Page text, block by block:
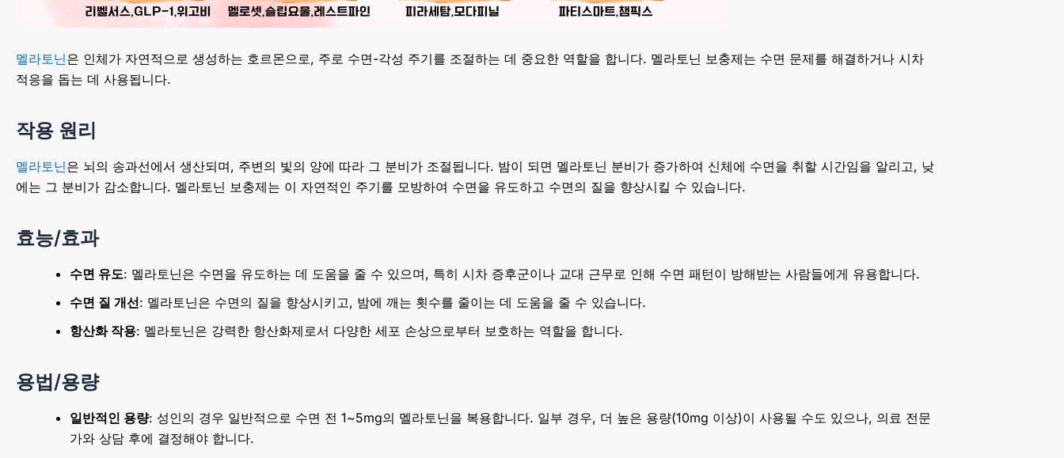
멜라토닌은 인체가 자연적으로 생성하는 호르몬으로, 주로 수면-각성 주기를 조절하는 데 중요한 역할을 합니다. 멜라토닌 보충제는 수면 문제를 해결하거나 시차
적응을 돕는 데 사용됩니다.
작용 원리
멜라토닌은 뇌의 송과선에서 생산되며, 주변의 빛의 양에 따라 그 분비가 조절됩니다. 밤이 되면 멜라토닌 분비가 증가하여 신체에 수면을 취할 시간임을 알리고, 낮
에는 그 분비가 감소합니다. 멜라토닌 보충제는 이 자연적인 주기를 모방하여 수면을 유도하고 수면의 질을 향상시킬 수 있습니다.
효능/효과
수면 유도: 멜라토닌은 수면을 유도하는 데 도움을 줄 수 있으며, 특히 시차 증후군이나 교대 근무로 인해 수면 패턴이 방해받는 사람들에게 유용합니다.
수면 질 개선: 멜라토닌은 수면의 질을 향상시키고, 밤에 깨는 횟수를 줄이는 데 도움을 줄 수 있습니다.
항산화 작용: 멜라토닌은 강력한 항산화제로서 다양한 세포 손상으로부터 보호하는 역할을 합니다.
용법/용량
일반적인 용량: 성인의 경우 일반적으로 수면 전 1~5mg의 멜라토닌을 복용합니다. 일부 경우, 더 높은 용량(10mg 이상)이 사용될 수도 있으나, 의료 전문
가와 상담 후에 결정해야 합니다.